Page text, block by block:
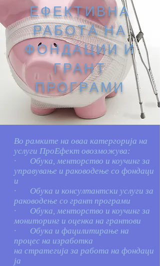
ЕФЕКТИВНА
РАБОТА НА
ФОНДАЦИИ И
ГРАНТ
ПРОГРАМИ
Во рамките на оваа катергорија на
услуги ПроЕфект овозможува:
· Обука, менторство и коучинг за
управување и раководење со фондаци
и
· Обука и консултантски услуги за
раководење со грант програми
· Обука, менторство и коучинг за
мониторинг и оценка на грантови
· Обука и фацилитирање на
процес на изработка
на стратегија за работа на фондаци
ја